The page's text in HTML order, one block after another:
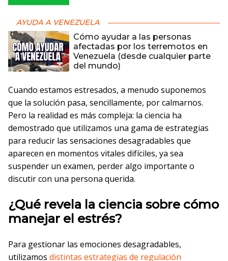
AYUDA A VENEZUELA
Cómo ayudar a las personas
afectadas por los terremotos en
Venezuela (desde cualquier parte
del mundo)
Cuando estamos estresados, a menudo suponemos
que la solución pasa, sencillamente, por calmarnos.
Pero la realidad es más compleja: la ciencia ha
demostrado que utilizamos una gama de estrategias
para reducir las sensaciones desagradables que
aparecen en momentos vitales difíciles, ya sea
suspender un examen, perder algo importante o
discutir con una persona querida.
¿Qué revela la ciencia sobre cómo
manejar el estrés?
Para gestionar las emociones desagradables,
utilizamos distintas estrategias de regulación